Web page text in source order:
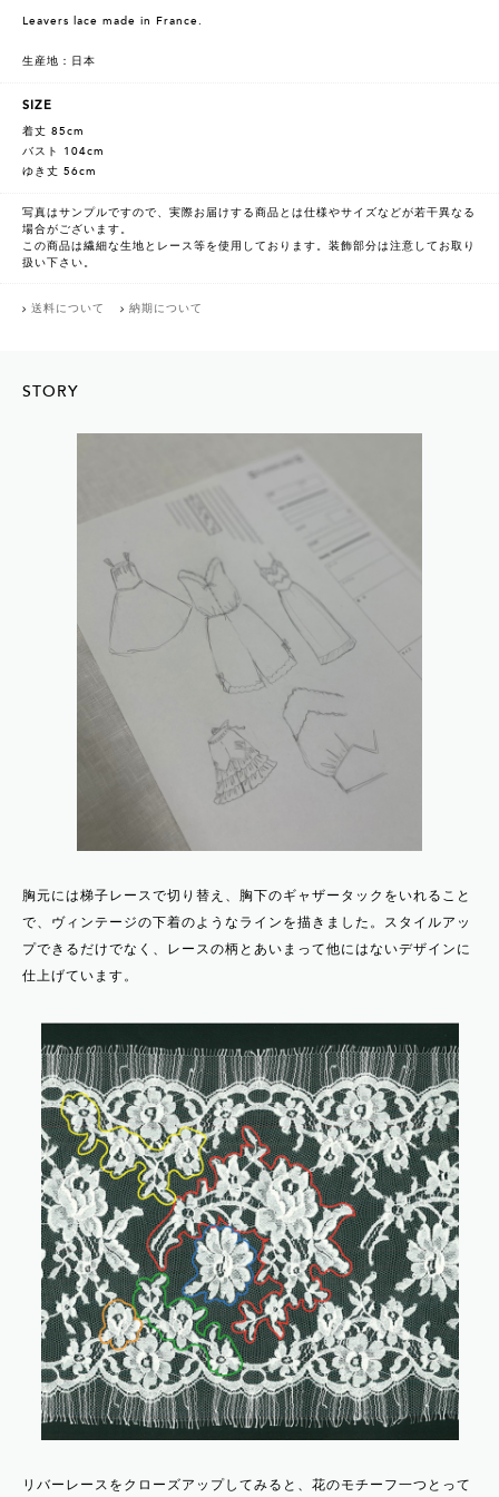
Leavers lace made in France.
生産地：日本
SIZE
着丈 85cm
バスト 104cm
ゆき丈 56cm
写真はサンプルですので、実際お届けする商品とは仕様やサイズなどが若干異なる
場合がございます。
この商品は繊細な生地とレース等を使用しております。装飾部分は注意してお取り
扱い下さい。
送料について 納期について
STORY
胸元には梯子レースで切り替え、胸下のギャザータックをいれること
で、ヴィンテージの下着のようなラインを描きました。スタイルアッ
プできるだけでなく、レースの柄とあいまって他にはないデザインに
仕上げています。
リバーレースをクローズアップしてみると、花のモチーフ一つとって